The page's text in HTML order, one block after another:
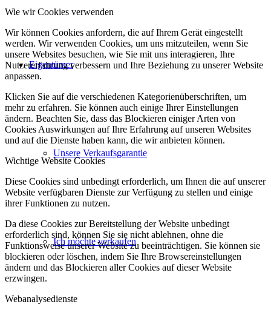
Eigentümer
Unsere Verkaufsgarantie
Ich möchte verkaufen
Wie wir Cookies verwenden
Wir können Cookies anfordern, die auf Ihrem Gerät eingestellt
werden. Wir verwenden Cookies, um uns mitzuteilen, wenn Sie
unsere Websites besuchen, wie Sie mit uns interagieren, Ihre
Nutzererfahrung verbessern und Ihre Beziehung zu unserer Website
anpassen.
Klicken Sie auf die verschiedenen Kategorienüberschriften, um
mehr zu erfahren. Sie können auch einige Ihrer Einstellungen
ändern. Beachten Sie, dass das Blockieren einiger Arten von
Cookies Auswirkungen auf Ihre Erfahrung auf unseren Websites
und auf die Dienste haben kann, die wir anbieten können.
Wichtige Website Cookies
Diese Cookies sind unbedingt erforderlich, um Ihnen die auf unserer
Website verfügbaren Dienste zur Verfügung zu stellen und einige
ihrer Funktionen zu nutzen.
Da diese Cookies zur Bereitstellung der Website unbedingt
erforderlich sind, können Sie sie nicht ablehnen, ohne die
Funktionsweise unserer Website zu beeinträchtigen. Sie können sie
blockieren oder löschen, indem Sie Ihre Browsereinstellungen
ändern und das Blockieren aller Cookies auf dieser Website
erzwingen.
Webanalysedienste